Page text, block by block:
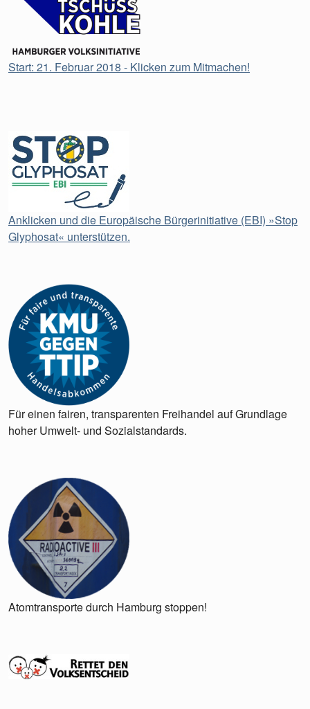
Start: 21. Februar 2018 - Klicken zum Mitmachen!
Anklicken und die Europäische Bürgerinitiative (EBI) »Stop
Glyphosat« unterstützen.
Für einen fairen, transparenten Freihandel auf Grundlage
hoher Umwelt- und Sozialstandards.
Atomtransporte durch Hamburg stoppen!